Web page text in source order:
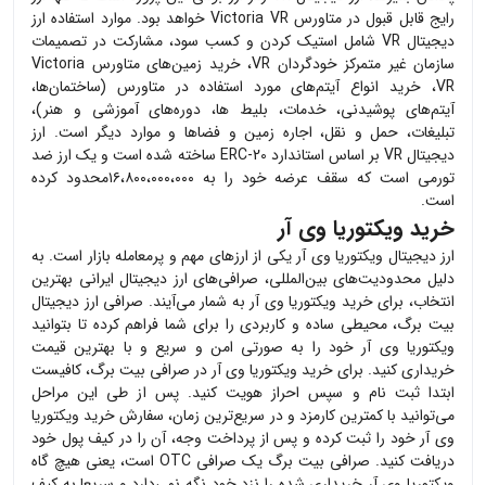
رایج قابل قبول در متاورس Victoria VR خواهد بود. موارد استفاده ارز
دیجیتال VR شامل استیک کردن و کسب سود، مشارکت در تصمیمات
سازمان غیر متمرکز خودگردان VR، خرید زمین‌های متاورس Victoria
VR، خرید انواع آیتم‌های مورد استفاده در متاورس (ساختمان‌ها،
آیتم‌های پوشیدنی، خدمات، بلیط ها، دوره‌های آموزشی و هنر)،
تبلیغات،‌ حمل و نقل، اجاره زمین و فضاها و موارد دیگر است. ارز
دیجیتال VR بر اساس استاندارد ERC-20 ساخته شده است و یک ارز ضد
تورمی است که سقف عرضه خود را به ۱۶،۸۰۰،۰۰۰،۰۰۰محدود کرده
است.
خرید ویکتوریا وی آر
ارز دیجیتال ویکتوریا وی آر یکی از ارزهای مهم و پرمعامله بازار است. به
دلیل محدودیت‌های بین‌المللی، صرافی‌های ارز دیجیتال ایرانی بهترین
انتخاب، برای خرید ویکتوریا وی آر به شمار می‌آیند. صرافی ارز دیجیتال
بیت برگ، محیطی ساده و کاربردی را برای شما فراهم کرده تا بتوانید
ویکتوریا وی آر خود را به صورتی امن و سریع و با بهترین قیمت
خریداری کنید. برای خرید ویکتوریا وی آر در صرافی بیت برگ، کافیست
ابتدا ثبت نام و سپس احراز هویت کنید. پس از طی این مراحل
می‌توانید با کمترین کارمزد و در سریع‌ترین زمان، سفارش خرید ویکتوریا
وی آر خود را ثبت کرده و پس از پرداخت وجه، آن را در کیف پول خود
دریافت کنید. صرافی بیت برگ یک صرافی OTC است، یعنی هیچ گاه